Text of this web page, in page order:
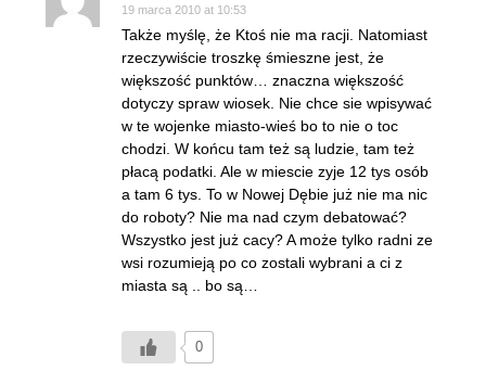
19 marca 2010 at 10:53
Także myślę, że Ktoś nie ma racji. Natomiast
rzeczywiście troszkę śmieszne jest, że
większość punktów… znaczna większość
dotyczy spraw wiosek. Nie chce sie wpisywać
w te wojenke miasto-wieś bo to nie o toc
chodzi. W końcu tam też są ludzie, tam też
płacą podatki. Ale w miescie zyje 12 tys osób
a tam 6 tys. To w Nowej Dębie już nie ma nic
do roboty? Nie ma nad czym debatować?
Wszystko jest już cacy? A może tylko radni ze
wsi rozumieją po co zostali wybrani a ci z
miasta są .. bo są…
0